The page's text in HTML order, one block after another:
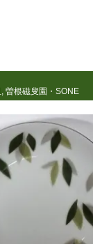
曽根磁叟園・SONE